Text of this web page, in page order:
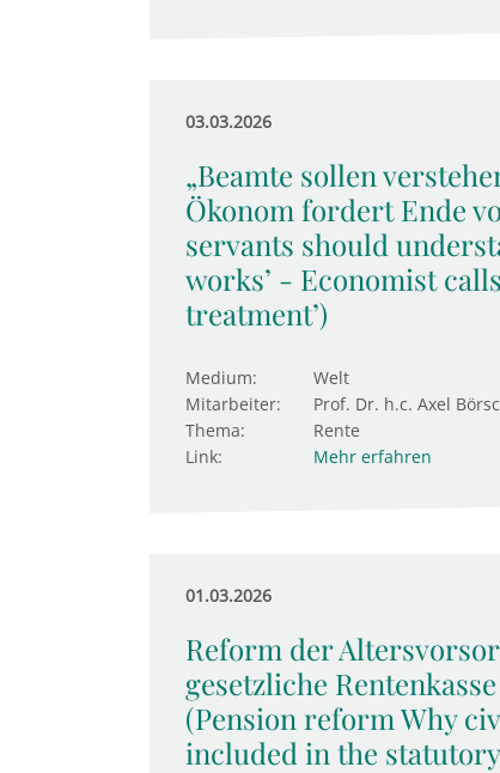
03.03.2026
„Beamte sollen
Ökonom fordert Ende
servants should
works’ - Economist
treatment’)
Medium:
Welt
Mitarbeiter:
Prof. Dr. h.c. Axel
Thema:
Rente
Link:
Mehr erfahren
01.03.2026
Reform der
gesetzliche
(Pension reform Why
included in the